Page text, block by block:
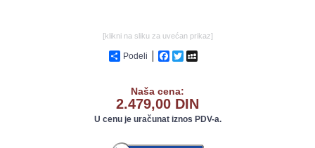
[klikni na sliku za uvećan prikaz]
Podeli Facebook
Twitter
Naša cena:
2.479,00 DIN
U cenu je uračunat iznos PDV-a.